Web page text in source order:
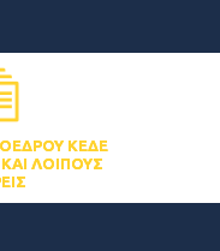
ΚΕΔΕ
ΛΟΙΠΟΎΣ